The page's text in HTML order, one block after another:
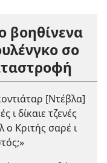
βοηθίνενα
σο
[Ντέβλα]
ι δίκαιε τζενές
ο Κριτής σαρέ ι